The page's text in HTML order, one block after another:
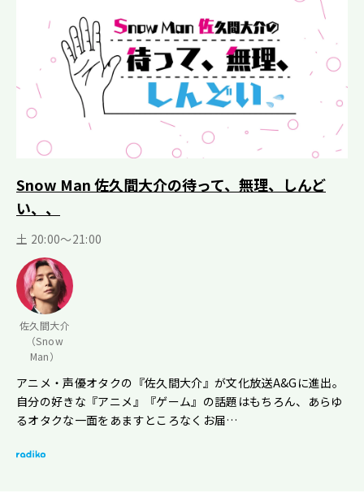
Snow Man 佐久間大介の待って、無理、しんど
い、、
土 20:00～21:00
佐久間大介
（Snow
Man）
アニメ・声優オタクの『佐久間大介』が文化放送A&Gに進出。
自分の好きな『アニメ』『ゲーム』の話題はもちろん、あらゆ
るオタクな一面をあますところなくお届…